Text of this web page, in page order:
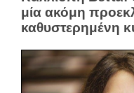
μία ακόμη
καθυστερημένη